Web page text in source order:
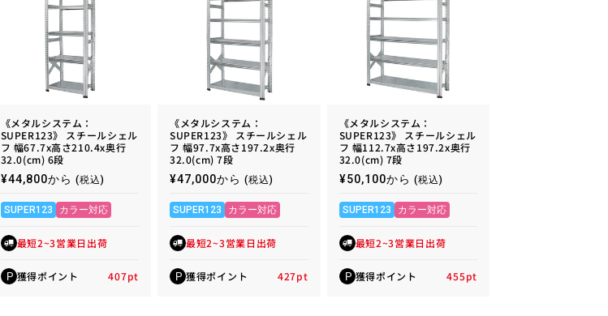
《メタルシステム：
SUPER123》 スチールシェル
フ 幅67.7x高さ210.4x奥行
32.0(cm) 6段
通
価
格
¥44,800から (税込)
SUPER123 カラー対応
最短2~3営業日出荷
P 獲得ポイント 407pt
《メタルシステム：
SUPER123》 スチールシェル
フ 幅97.7x高さ197.2x奥行
32.0(cm) 7段
通
価
格
¥47,000から (税込)
SUPER123 カラー対応
最短2~3営業日出荷
P 獲得ポイント 427pt
《メタルシステム：
SUPER123》 スチールシェル
フ 幅112.7x高さ197.2x奥行
32.0(cm) 7段
通
価
格
¥50,100から (税込)
SUPER123 カラー対応
最短2~3営業日出荷
P 獲得ポイント 455pt